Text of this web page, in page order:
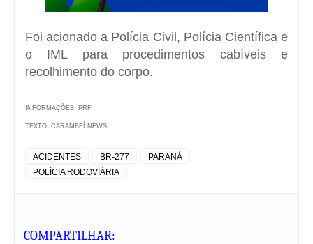
Foi acionado a Polícia Civil, Polícia Científica e
o IML para procedimentos cabíveis e
recolhimento do corpo.
INFORMAÇÕES: PRF
TEXTO: CARAMBEÍ NEWS
ACIDENTES BR-277
PARANÁ
POLÍCIA RODOVIÁRIA
COMPARTILHAR: